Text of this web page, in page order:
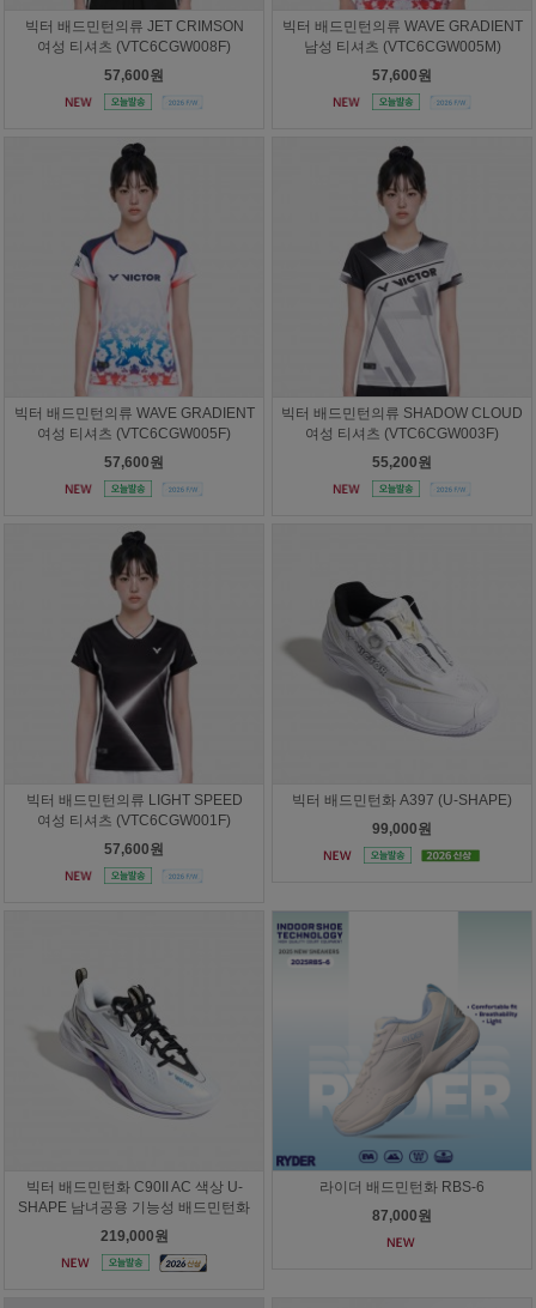
빅터 배드민턴의류 JET CRIMSON
여성 티셔츠 (VTC6CGW008F)
57,600원
빅터 배드민턴의류 WAVE GRADIENT
남성 티셔츠 (VTC6CGW005M)
57,600원
빅터 배드민턴의류 WAVE GRADIENT
여성 티셔츠 (VTC6CGW005F)
57,600원
빅터 배드민턴의류 SHADOW CLOUD
여성 티셔츠 (VTC6CGW003F)
55,200원
빅터 배드민턴의류 LIGHT SPEED
여성 티셔츠 (VTC6CGW001F)
57,600원
빅터 배드민턴화 A397 (U-SHAPE)
99,000원
빅터 배드민턴화 C90II AC 색상 U-
SHAPE 남녀공용 기능성 배드민턴화
219,000원
라이더 배드민턴화 RBS-6
87,000원